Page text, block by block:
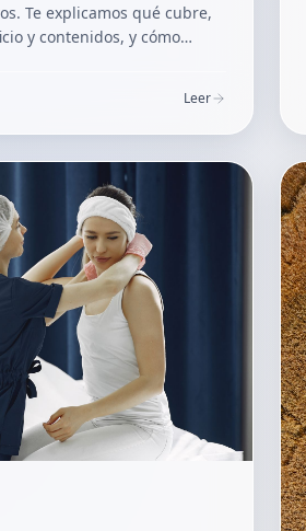
Te explicamos qué cubre,
y contenidos, y cómo
Leer